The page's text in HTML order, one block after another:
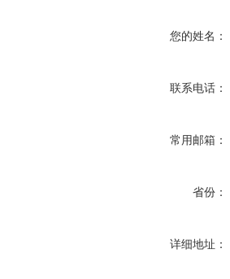
您的姓名：
联系电话：
常用邮箱：
省份：
详细地址：